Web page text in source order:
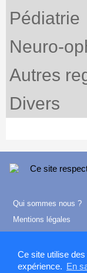
Ce site utilise
expérience. En
Pédiatrie
Neuro-
Autres
Divers
Qui sommes nous ?
Mentions légales